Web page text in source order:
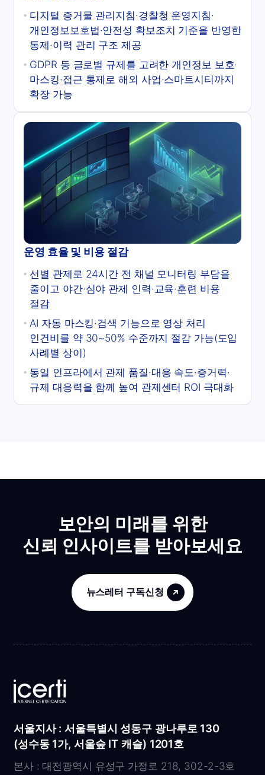
디지털 증거물 관리지침·경찰청 운영지침·
개인정보보호법·안전성 확보조치 기준을 반영한
통제·이력 관리 구조 제공
GDPR 등 글로벌 규제를 고려한 개인정보 보호·
마스킹·접근 통제로 해외 사업·스마트시티까지
확장 가능
운영 효율 및 비용 절감
선별 관제로 24시간 전 채널 모니터링 부담을
줄이고 야간·심야 관제 인력·교육·훈련 비용
절감
AI 자동 마스킹·검색 기능으로 영상 처리
인건비를 약 30~50% 수준까지 절감 가능(도입
사례별 상이)
동일 인프라에서 관제 품질·대응 속도·증거력·
규제 대응력을 함께 높여 관제센터 ROI 극대화
보안의 미래를 위한
신뢰 인사이트를 받아보세요
뉴스레터 구독신청
서울지사 : 서울특별시 성동구 광나루로 130
(성수동 1가, 서울숲 IT 캐슬) 1201호
본사 : 대전광역시 유성구 가정로 218, 302-2-3호